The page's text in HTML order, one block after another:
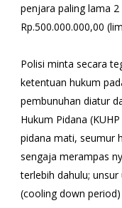
penjara paling lama
Rp.500.000.000,00
Polisi minta secara
ketentuan hukum
pembunuhan diatur
Hukum Pidana
pidana mati, seumur
sengaja merampas
terlebih dahulu;
(cooling down